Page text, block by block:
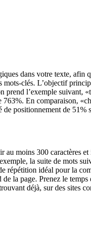
dans votre texte, afin
clés. L’objectif
l’exemple suivant,
En comparaison,
positionnement de 51%
moins 300 caractères
la suite de mots
répétition idéal pour la
la page. Prenez le
déjà, sur des sites